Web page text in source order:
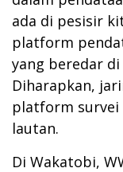
ada di pesisir
platform
yang beredar
Diharapkan,
platform survei
lautan.
Di Wakatobi,